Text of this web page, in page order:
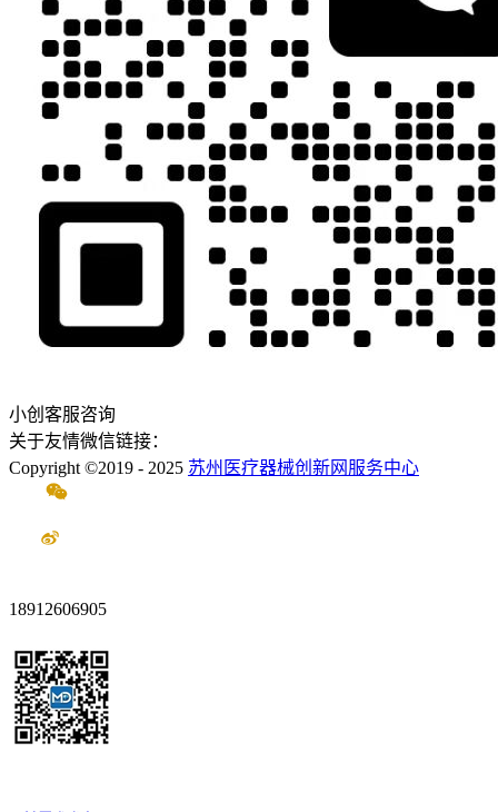
小创客服咨询
关于友情微信链接：
Copyright ©2019 - 2025 苏州医疗器械创新网服务中心
18912606905